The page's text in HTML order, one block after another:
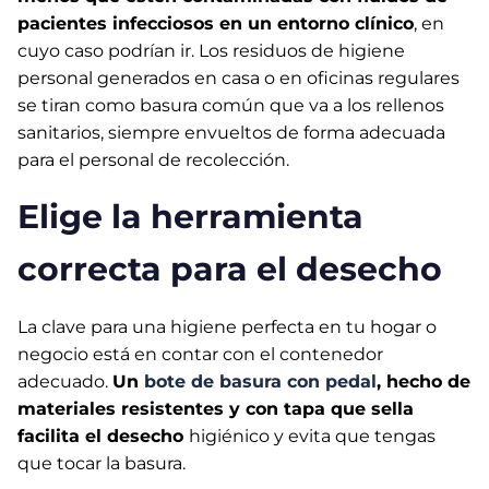
pacientes infecciosos en un entorno clínico, en
cuyo caso podrían ir. Los residuos de higiene
personal generados en casa o en oficinas regulares
se tiran como basura común que va a los rellenos
sanitarios, siempre envueltos de forma adecuada
para el personal de recolección.
Elige la herramienta
correcta para el desecho
La clave para una higiene perfecta en tu hogar o
negocio está en contar con el contenedor
adecuado. Un bote de basura con pedal, hecho de
materiales resistentes y con tapa que sella
facilita el desecho higiénico y evita que tengas
que tocar la basura.